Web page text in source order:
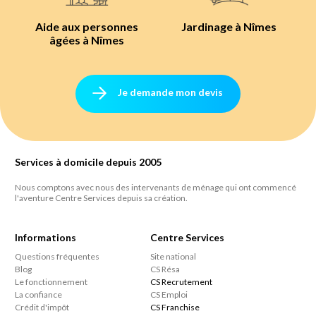
Aide aux personnes
âgées à Nîmes
Jardinage à Nîmes
Je demande mon devis
Services à domicile depuis 2005
Nous comptons avec nous des intervenants de ménage qui ont commencé
l'aventure Centre Services depuis sa création.
Informations
Questions fréquentes
Blog
Le fonctionnement
La confiance
Crédit d'impôt
Centre Services
Site national
CS Résa
CS Recrutement
CS Emploi
CS Franchise